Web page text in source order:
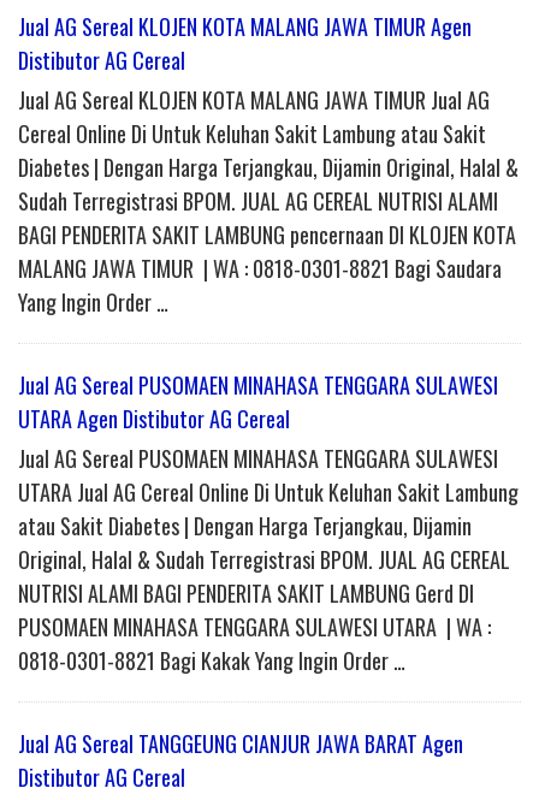
Jual AG Sereal KLOJEN KOTA MALANG JAWA TIMUR Agen
Distibutor AG Cereal
Jual AG Sereal KLOJEN KOTA MALANG JAWA TIMUR Jual AG
Cereal Online Di Untuk Keluhan Sakit Lambung atau Sakit
Diabetes | Dengan Harga Terjangkau, Dijamin Original, Halal &
Sudah Terregistrasi BPOM. JUAL AG CEREAL NUTRISI ALAMI
BAGI PENDERITA SAKIT LAMBUNG pencernaan DI KLOJEN KOTA
MALANG JAWA TIMUR | WA : 0818-0301-8821 Bagi Saudara
Yang Ingin Order …
Jual AG Sereal PUSOMAEN MINAHASA TENGGARA SULAWESI
UTARA Agen Distibutor AG Cereal
Jual AG Sereal PUSOMAEN MINAHASA TENGGARA SULAWESI
UTARA Jual AG Cereal Online Di Untuk Keluhan Sakit Lambung
atau Sakit Diabetes | Dengan Harga Terjangkau, Dijamin
Original, Halal & Sudah Terregistrasi BPOM. JUAL AG CEREAL
NUTRISI ALAMI BAGI PENDERITA SAKIT LAMBUNG Gerd DI
PUSOMAEN MINAHASA TENGGARA SULAWESI UTARA | WA :
0818-0301-8821 Bagi Kakak Yang Ingin Order …
Jual AG Sereal TANGGEUNG CIANJUR JAWA BARAT Agen
Distibutor AG Cereal